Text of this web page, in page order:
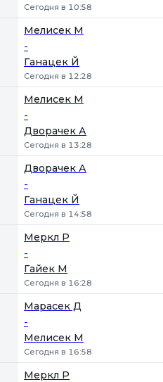
Сегодня в 10:58
Мелисек М
-
Ганацек Й
Сегодня в 12:28
Мелисек М
-
Дворачек А
Сегодня в 13:28
Дворачек А
-
Ганацек Й
Сегодня в 14:58
Меркл Р
-
Гайек М
Сегодня в 16:28
Марасек Д
-
Мелисек М
Сегодня в 16:58
Меркл Р